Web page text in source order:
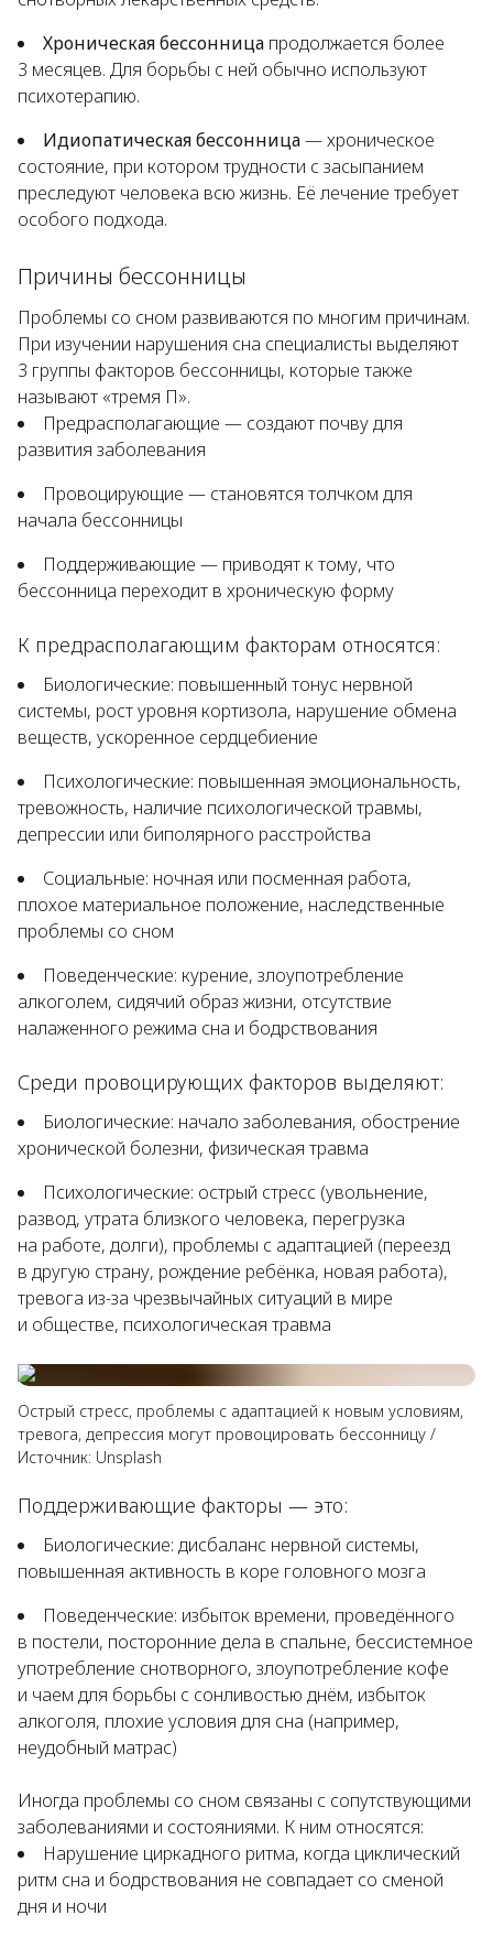
Хроническая бессонница продолжается более
3 месяцев. Для борьбы с ней обычно используют
психотерапию.
Идиопатическая бессонница— хроническое
состояние, при котором трудности с засыпанием
преследуют человека всю жизнь. Её лечение требует
особого подхода.
Причины бессонницы
Проблемы со сном развиваются по многим причинам.
При изучении нарушения сна специалисты выделяют
3 группы факторов бессонницы, которые также
называют «тремя П».
Предрасполагающие — создают почву для
развития заболевания
Провоцирующие — становятся толчком для
начала бессонницы
Поддерживающие — приводят к тому, что
бессонница переходит в хроническую форму
К предрасполагающим факторам относятся:
Биологические: повышенный тонус нервной
системы, рост уровня кортизола, нарушение обмена
веществ, ускоренное сердцебиение
Психологические: повышенная эмоциональность,
тревожность, наличие психологической травмы,
депрессии или биполярного расстройства
Социальные: ночная или посменная работа,
плохое материальное положение, наследственные
проблемы со сном
Поведенческие: курение, злоупотребление
алкоголем, сидячий образ жизни, отсутствие
налаженного режима сна и бодрствования
Среди провоцирующих факторов выделяют:
Биологические: начало заболевания, обострение
хронической болезни, физическая травма
Психологические: острый стресс (увольнение,
развод, утрата близкого человека, перегрузка
на работе, долги), проблемы с адаптацией (переезд
в другую страну, рождение ребёнка, новая работа),
тревога из-за чрезвычайных ситуаций в мире
и обществе, психологическая травма
Острый стресс, проблемы с адаптацией к новым условиям,
тревога, депрессия могут провоцировать бессонницу /
Источник: Unsplash
Поддерживающие факторы — это:
Биологические: дисбаланс нервной системы,
повышенная активность в коре головного мозга
Поведенческие: избыток времени, проведённого
в постели, посторонние дела в спальне, бессистемное
употребление снотворного, злоупотребление кофе
и чаем для борьбы с сонливостью днём, избыток
алкоголя, плохие условия для сна (например,
неудобный матрас)
Иногда проблемы со сном связаны с сопутствующими
заболеваниями и состояниями. К ним относятся:
Нарушение циркадного ритма, когда циклический
ритм сна и бодрствования не совпадает со сменой
дня и ночи